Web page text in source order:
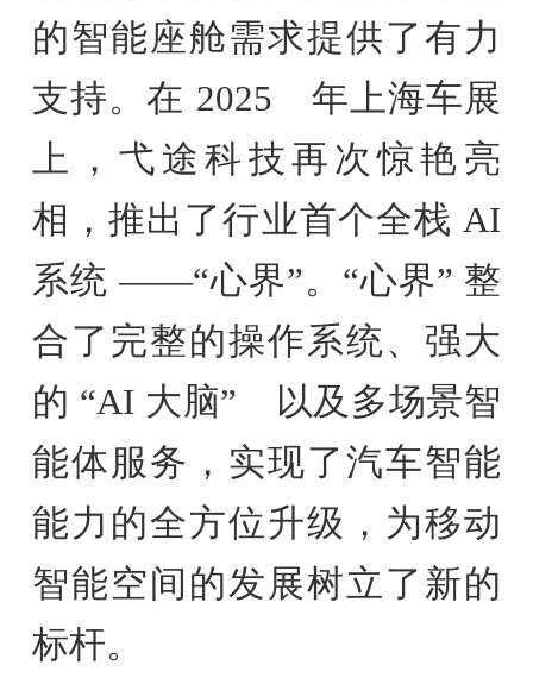
的智能座舱需求提供了有力
支持。在 2025 年上海车展
上，弋途科技再次惊艳亮
相，推出了行业首个全栈 AI
系统 ——“心界”。“心界” 整
合了完整的操作系统、强大
的 “AI 大脑” 以及多场景智
能体服务，实现了汽车智能
能力的全方位升级，为移动
智能空间的发展树立了新的
标杆。